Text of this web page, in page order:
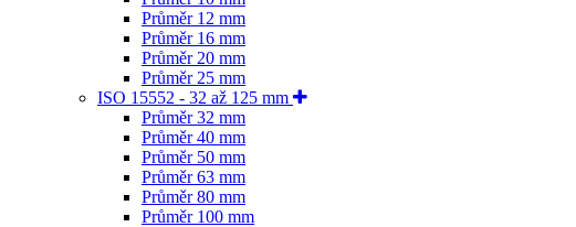
Průměr 12 mm
Průměr 16 mm
Průměr 20 mm
Průměr 25 mm
ISO 15552 - 32 až 125 mm
Průměr 32 mm
Průměr 40 mm
Průměr 50 mm
Průměr 63 mm
Průměr 80 mm
Průměr 100 mm